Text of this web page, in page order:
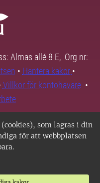
som lagras i din
för att webbplatsen
Almas allé 8 E, Org nr:
• Hantera kakor •
Villkor för kontohavare•